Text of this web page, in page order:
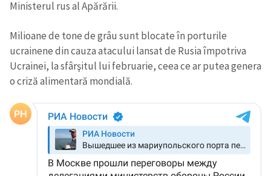
Ministerul rus al Apărării.
Milioane de tone de grâu sunt blocate în porturile
ucrainene din cauza atacului lansat de Rusia împotriva
Ucrainei, la sfârşitul lui februarie, ceea ce ar putea genera
o criză alimentară mondială.